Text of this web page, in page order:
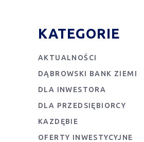
KATEGORIE
AKTUALNOŚCI
DĄBROWSKI BANK ZIEMI
DLA INWESTORA
DLA PRZEDSIĘBIORCY
KAZDĘBIE
OFERTY INWESTYCYJNE